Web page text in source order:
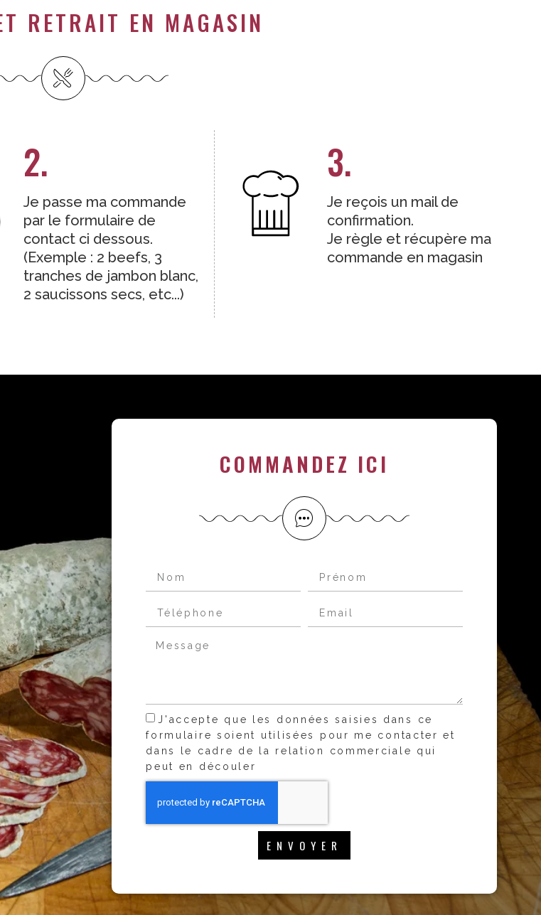
RETRAIT EN MAGASIN
2.
Je passe ma commande
par le formulaire de
contact ci dessous.
(Exemple : 2 beefs, 3
tranches de jambon blanc,
2 saucissons secs, etc...)
3.
Je reçois un mail de
confirmation.
Je règle et récupère ma
commande en magasin
COMMANDEZ ICI
J'accepte que les données saisies dans ce
formulaire soient utilisées pour me contacter et
dans le cadre de la relation commerciale qui
peut en découler
ENVOYER